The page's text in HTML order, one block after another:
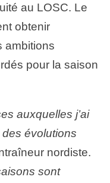
au LOSC. Le
obtenir
ambitions
pour la saison
auxquelles j’ai
évolutions
nordiste.
sont